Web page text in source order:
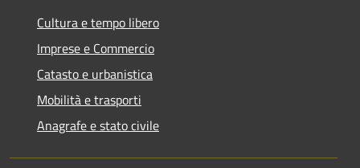
Cultura e tempo libero
Imprese e Commercio
Catasto e urbanistica
Mobilità e trasporti
Anagrafe e stato civile